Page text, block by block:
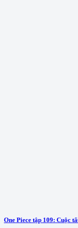
One Piece tập 109: Cuộc